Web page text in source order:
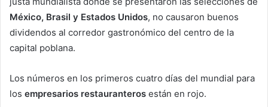
México, Brasil y Estados Unidos, no causaron buenos
dividendos al corredor gastronómico del centro de la
capital poblana.
Los números en los primeros cuatro días del mundial para
los empresarios restauranteros están en rojo.